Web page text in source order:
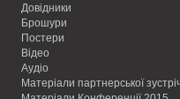
Довідники
Брошури
Постери
Відео
Аудіо
Матеріали партнерської